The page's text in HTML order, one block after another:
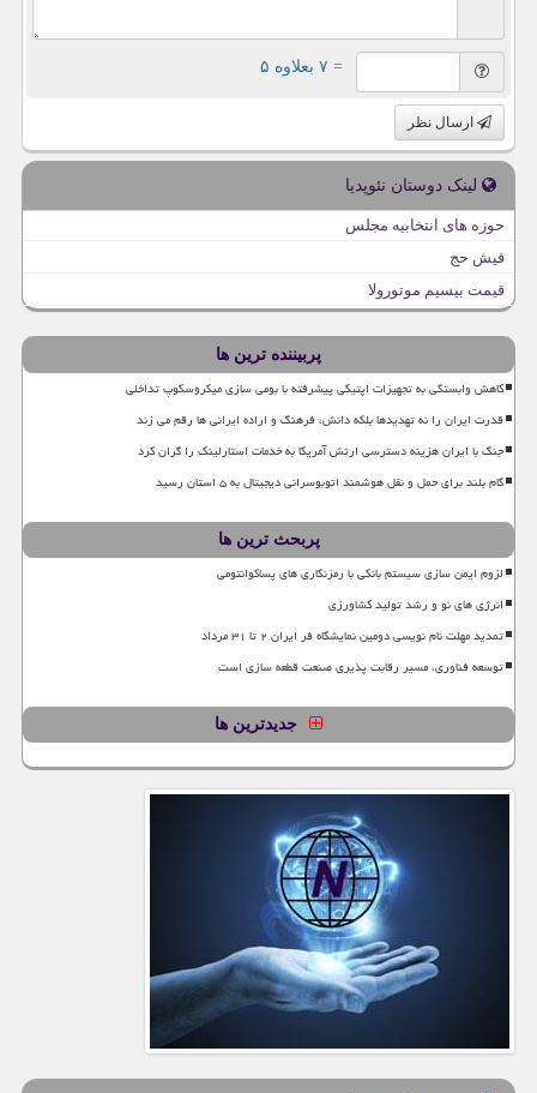
= ۷ بعلاوه ۵
ارسال نظر
لینک دوستان نئوپدیا
حوزه های انتخابیه مجلس
فیش حج
قیمت بیسیم موتورولا
پربیننده ترین ها
کاهش وابستگی به تجهیزات اپتیکی پیشرفته با بومی سازی میکروسکوپ تداخلی
قدرت ایران را نه تهدیدها بلکه دانش، فرهنگ و اراده ایرانی ها رقم می زند
جنگ با ایران هزینه دسترسی ارتش آمریکا به خدمات استارلینک را گران کرد
گام بلند برای حمل و نقل هوشمند اتوبوسرانی دیجیتال به ۵ استان رسید
پربحث ترین ها
لزوم ایمن سازی سیستم بانکی با رمزنگاری های پساکوانتومی
انرژی های نو و رشد تولید کشاورزی
تمدید مهلت نام نویسی دومین نمایشگاه فر ایران ۲ تا ۳۱ مرداد
توسعه فناوری، مسیر رقابت پذیری صنعت قطعه سازی است
جدیدترین ها